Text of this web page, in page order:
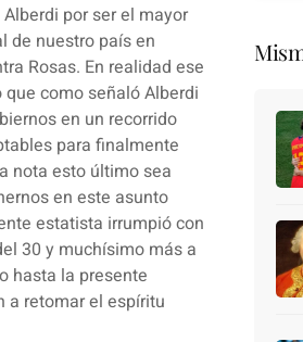
por ser el mayor
de nuestro país en
Rosas. En realidad ese
como señaló Alberdi
en un recorrido
para finalmente
nota esto último sea
en este asunto
estatista irrumpió con
30 y muchísimo más a
hasta la presente
a retomar el espíritu